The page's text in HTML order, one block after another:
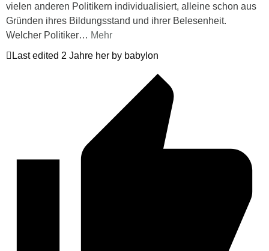
vielen anderen Politikern individualisiert, alleine schon aus
Gründen ihres Bildungsstand und ihrer Belesenheit.
Welcher Politiker… Mehr
Last edited 2 Jahre her by babylon